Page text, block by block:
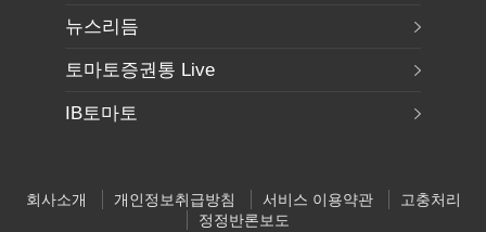
뉴스리듬
토마토증권통 Live
IB토마토
회사소개 개인정보취급방침 서비스 이용약관
고충처리
정정반론보도